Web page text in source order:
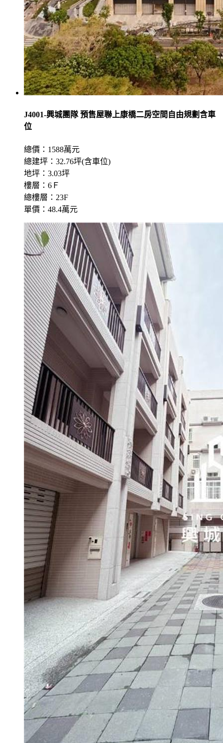
J4001-興城團隊 預售屋聯上康橋二房空間自由規劃含車
位
總價：1588萬元
總建坪：32.76坪(含車位)
地坪：3.03坪
樓層：6Ｆ
總樓層：23F
單價：48.4萬元